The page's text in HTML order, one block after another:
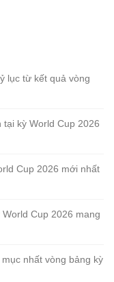
lục từ kết quả vòng
kỳ World Cup 2026
Cup 2026 mới nhất
Cup 2026 mang
nhất vòng bảng kỳ